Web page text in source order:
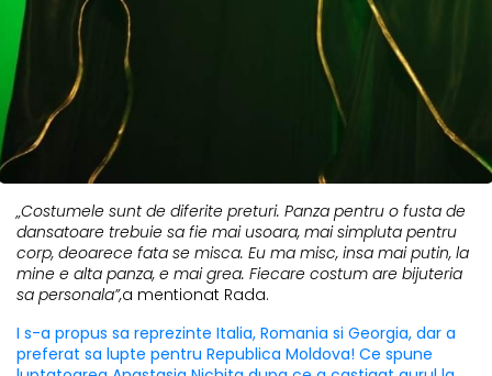
„Costumele sunt de diferite preturi. Panza pentru o fusta de
dansatoare trebuie sa fie mai usoara, mai simpluta pentru
corp, deoarece fata se misca. Eu ma misc, insa mai putin, la
mine e alta panza, e mai grea. Fiecare costum are bijuteria
sa personala”,a mentionat Rada.
I s-a propus sa reprezinte Italia, Romania si Georgia, dar a
preferat sa lupte pentru Republica Moldova! Ce spune